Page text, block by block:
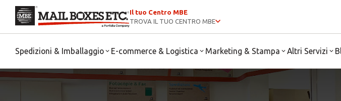
Il tuo Centro MBE
TROVA IL TUO CENTRO MBE
Spedizioni & Imballaggio E-commerce & Logistica Marketing & Stampa Altri Servizi